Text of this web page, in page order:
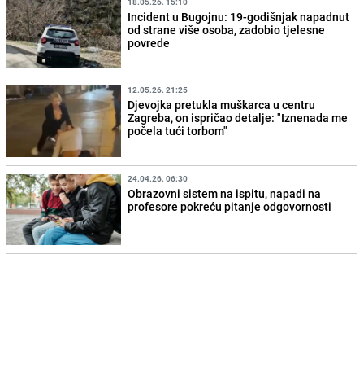
Incident u Bugojnu: 19-godišnjak napadnut
od strane više osoba, zadobio tjelesne
povrede
12.05.26. 21:25
Djevojka pretukla muškarca u centru
Zagreba, on ispričao detalje: "Iznenada me
počela tući torbom"
24.04.26. 06:30
Obrazovni sistem na ispitu, napadi na
profesore pokreću pitanje odgovornosti